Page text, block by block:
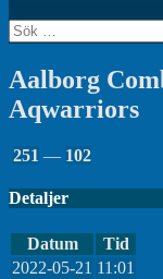
Sök
efter:
Aalborg
Aqwarriors
251 — 102
Detaljer
Datum
Tid
2022-05-21 11:01